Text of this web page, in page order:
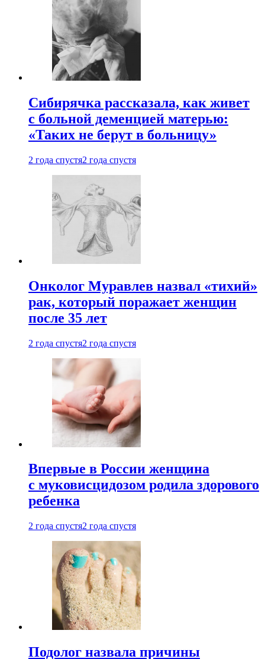
Сибирячка рассказала, как живет
с больной деменцией матерью:
«Таких не берут в больницу»
2 года спустя2 года спустя
Онколог Муравлев назвал «тихий»
рак, который поражает женщин
после 35 лет
2 года спустя2 года спустя
Впервые в России женщина
с муковисцидозом родила здорового
ребенка
2 года спустя2 года спустя
Подолог назвала причины